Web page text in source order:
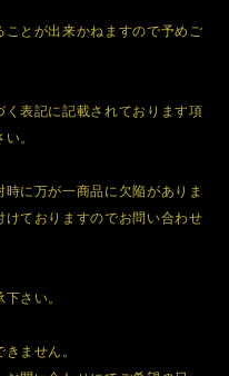
とが出来かねますので予めご
表記に記載されております項
。
に万が一商品に欠陥がありま
ておりますのでお問い合わせ
さい。
ません。